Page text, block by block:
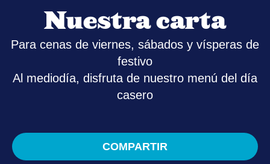
Nuestra carta
Para cenas de viernes, sábados y vísperas de
festivo
Al mediodía, disfruta de nuestro menú del día
casero
COMPARTIR